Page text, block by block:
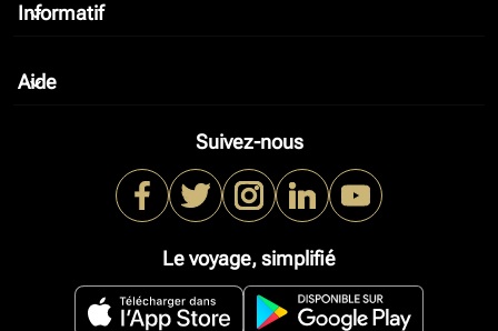
Informatif
keyboard_arrow_down
Aide
keyboard_arrow_down
Suivez-nous
Le voyage, simplifié